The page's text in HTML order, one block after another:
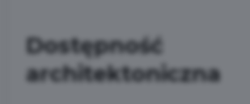
Dostępność
architektoniczna